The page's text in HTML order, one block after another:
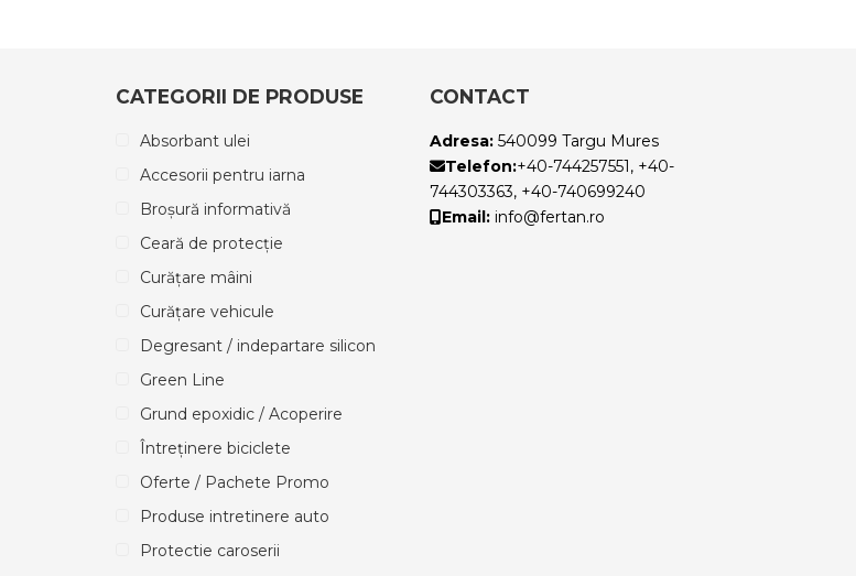
CATEGORII DE PRODUSE
Absorbant ulei
Accesorii pentru iarna
Broșură informativă
Ceară de protecție
Curățare mâini
Curățare vehicule
Degresant / indepartare silicon
Green Line
Grund epoxidic / Acoperire
Întreținere biciclete
Oferte / Pachete Promo
Produse intretinere auto
Protectie caroserii
CONTACT
Adresa: 540099 Targu Mures
Telefon:+40-744257551, +40-
744303363, +40-740699240
Email: info@fertan.ro